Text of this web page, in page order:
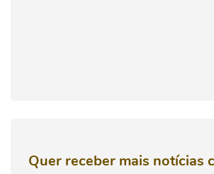
Quer receber mais notícias